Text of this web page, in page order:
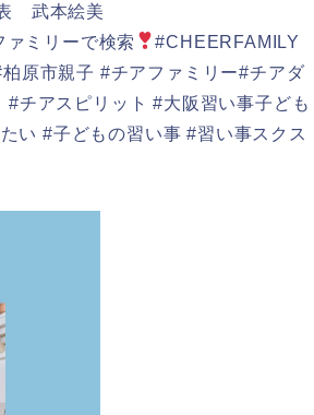
武本絵美
ミリーで検索
#CHEERFAMILY
原市親子 #チアファミリー#チアダ
チアスピリット #大阪習い事子ども
い #子どもの習い事 #習い事スクス